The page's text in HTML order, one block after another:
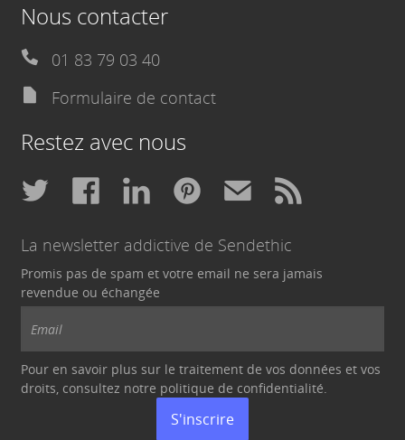
Nous contacter
01 83 79 03 40
Formulaire de contact
Restez avec nous
La newsletter addictive de Sendethic
Promis pas de spam et votre email ne sera jamais
revendue ou échangée
Pour en savoir plus sur le traitement de vos données et vos
droits, consultez notre politique de confidentialité.
S'inscrire